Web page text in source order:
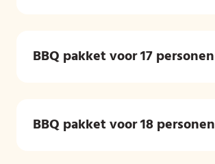
BBQ pakket voor 17 personen
BBQ pakket voor 18 personen